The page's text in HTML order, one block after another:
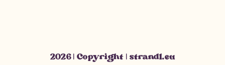
2026 | Copyright | strandl.eu